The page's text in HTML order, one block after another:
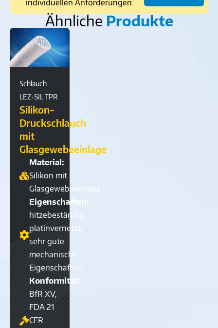
individuellen Anforderungen.
Ähnliche Produkte
Schlauch
LEZ-SIL TPR
Silikon-
Druckschlauch
mit
Glasgewebeeinlage
Material:
Silikon mit
Glasgewebeeinlage
Eigenschaften:
hitzebeständig,
platinvernetzt,
sehr gute
mechanische
Eigenschaften
Konformität:
BfR XV,
FDA 21
CFR